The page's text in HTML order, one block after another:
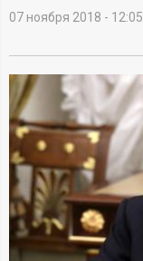
и
н
ф
о
р
м
07 ноября 2018 - 12:05